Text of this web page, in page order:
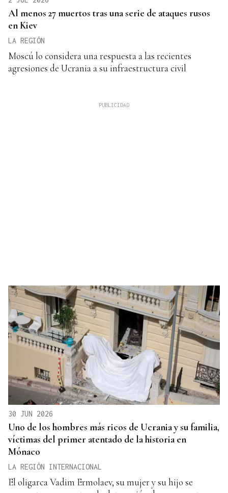
Al menos 27 muertos tras una serie de ataques rusos
en Kiev
LA REGIÓN
Moscú lo considera una respuesta a las recientes
agresiones de Ucrania a su infraestructura civil
30 JUN 2026
Uno de los hombres más ricos de Ucrania y su familia,
víctimas del primer atentado de la historia en
Mónaco
LA REGIÓN INTERNACIONAL
El oligarca Vadim Ermolaev, su mujer y su hijo se